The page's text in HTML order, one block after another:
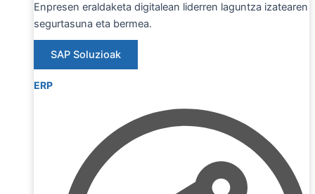
Enpresen eraldaketa digitalean liderren laguntza izatearen
segurtasuna eta bermea.
SAP Soluzioak
ERP